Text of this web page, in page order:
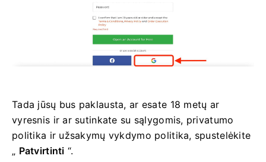
Tada jūsų bus paklausta, ar esate 18 metų ar
vyresnis ir ar sutinkate su sąlygomis, privatumo
politika ir užsakymų vykdymo politika, spustelėkite
„ Patvirtinti “.